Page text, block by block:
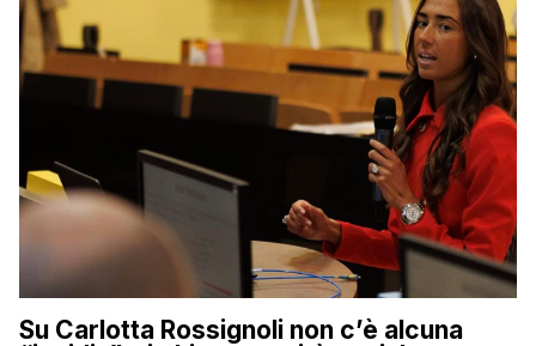
Su Carlotta Rossignoli non c’è alcuna